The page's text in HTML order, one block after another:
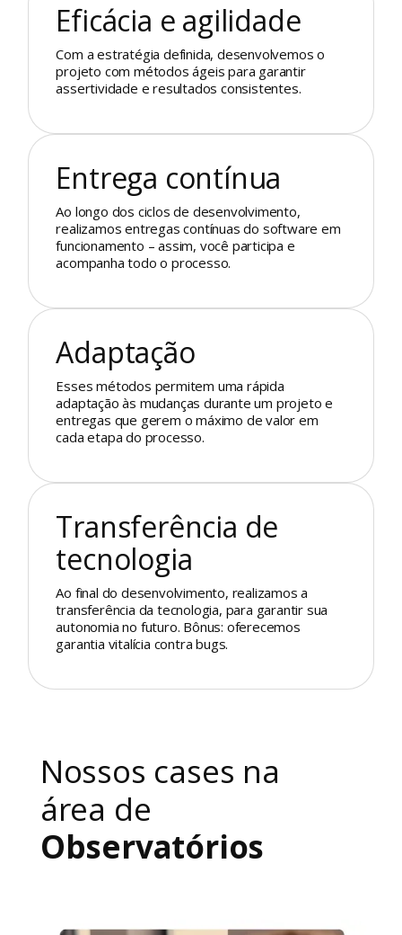
Eficácia e agilidade
Com a estratégia definida, desenvolvemos o
projeto com métodos ágeis para garantir
assertividade e resultados consistentes.
Entrega contínua
Ao longo dos ciclos de desenvolvimento,
realizamos entregas contínuas do software em
funcionamento – assim, você participa e
acompanha todo o processo.
Adaptação
Esses métodos permitem uma rápida
adaptação às mudanças durante um projeto e
entregas que gerem o máximo de valor em
cada etapa do processo.
Transferência de
tecnologia
Ao final do desenvolvimento, realizamos a
transferência da tecnologia, para garantir sua
autonomia no futuro. Bônus: oferecemos
garantia vitalícia contra bugs.
Nossos cases na
área de
Observatórios